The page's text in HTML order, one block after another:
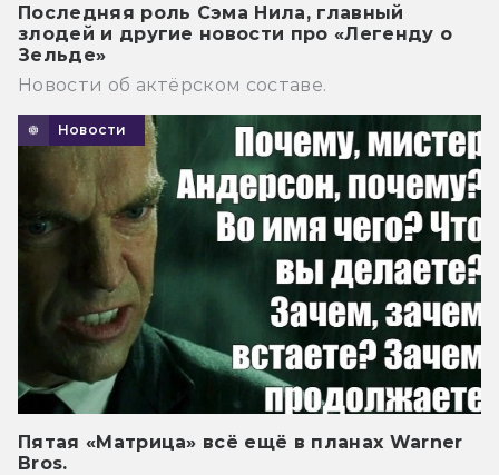
Последняя роль Сэма Нила, главный
злодей и другие новости про «Легенду о
Зельде»
Новости об актёрском составе.
Новости
Пятая «Матрица» всё ещё в планах Warner
Bros.